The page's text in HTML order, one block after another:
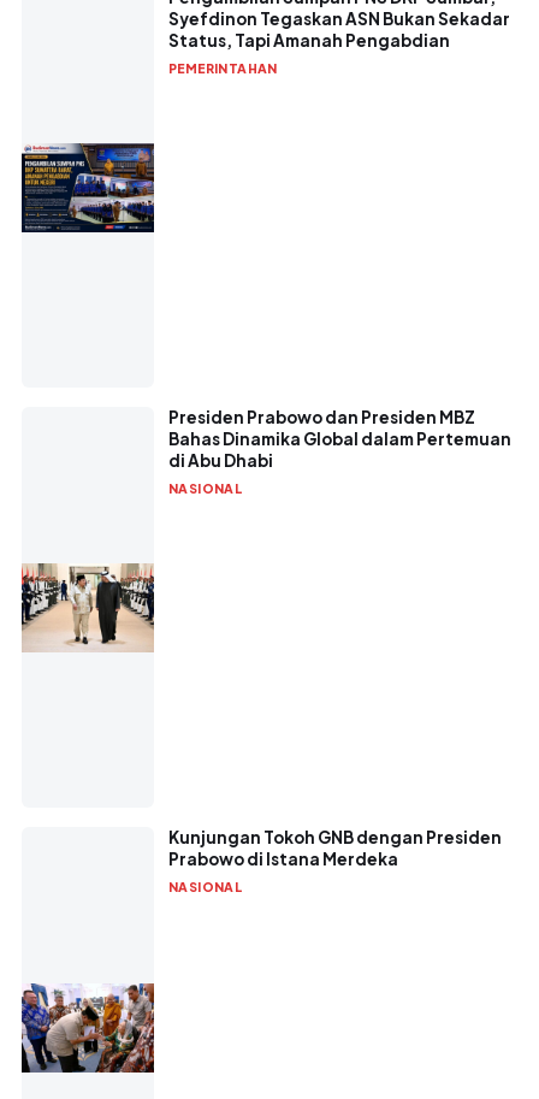
Syefdinon Tegaskan ASN Bukan Sekadar
Status, Tapi Amanah Pengabdian
PEMERINTAHAN
Presiden Prabowo dan Presiden MBZ
Bahas Dinamika Global dalam Pertemuan
di Abu Dhabi
NASIONAL
Kunjungan Tokoh GNB dengan Presiden
Prabowo di Istana Merdeka
NASIONAL